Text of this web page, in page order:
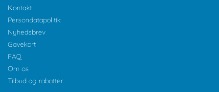
Kontakt
Persondatapolitik
Nyhedsbrev
Gavekort
FAQ
Om os
Tilbud og rabatter